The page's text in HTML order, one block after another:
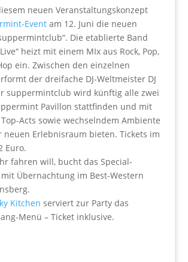
neuen Veranstaltungskonzept
Eventam 12. Juni die neuen
Die etablierte Band
heizt mit einem MIx aus Rock, Pop,
ein. Zwischen den einzelnen
der dreifache DJ-Weltmeister DJ
suppermintclub wird künftig alle zwei
Pavillon stattfinden und mit
Acts sowie wechselndem Ambiente
neuen Erlebnisraum bieten. Tickets im
Euro.
fahren will, bucht das Special-
Übernachtung im Best-Western
Kitchen serviert zur Party das
Menü – Ticket inklusive.